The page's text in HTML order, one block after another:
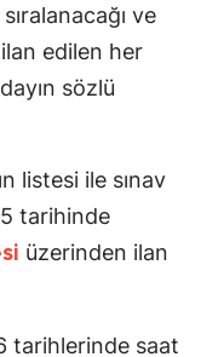
ve
edilen her
sözlü
listesi ile sınav
tarihinde
üzerinden ilan
tarihlerinde saat